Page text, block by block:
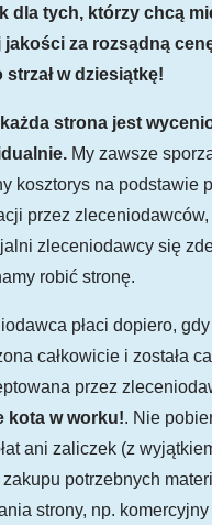
dla tych, którzy chcą
jakości za rozsądną
strzał w dziesiątkę!
strona jest
My zawsze
kosztorys na podstawie
przez
zleceniodawcy się
robić stronę.
płaci dopiero,
całkowicie i została
przez
kota w worku!. Nie
ani zaliczek (z
potrzebnych
strony, np. komercyjny